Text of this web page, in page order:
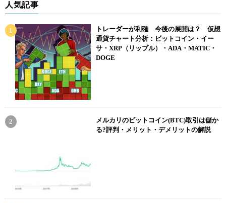
人気記事
トレーダーが利確 今後の展開は？ 仮想
通貨チャート分析：ビットコイン・イー
サ・XRP（リップル）・ADA・MATIC・
DOGE
メルカリのビットコイン(BTC)取引は儲か
る?評判・メリット・デメリットの解説